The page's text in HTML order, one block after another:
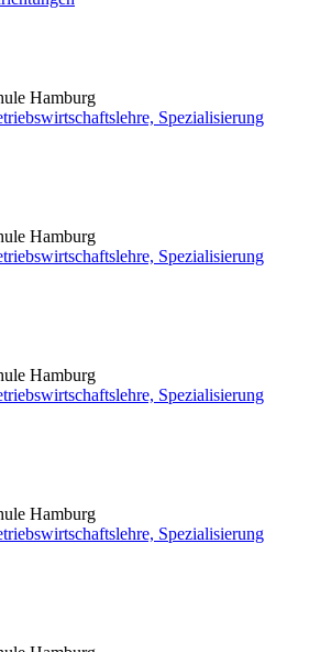
Hamburg
Spezialisierung
Hamburg
Spezialisierung
Hamburg
Spezialisierung
Hamburg
Spezialisierung